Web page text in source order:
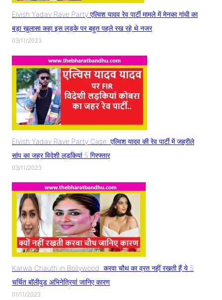
Elvish Yadav Rave Party:एल्विश यादव रेव पार्टी मामले में मेनका गांधी का
बड़ा खुलासा कहा इस लड़के पर बहुत पहले रख रहे थे नजर
03/11/2023
Elvish Yadav Rave Party Case: एल्विश यादव की रेव पार्टी में जहरीले
सांप का जहर विदेशी लड़कियां 5 गिरफ्तार
03/11/2023
Karwa Chauth in Bollywood: करवा चौथ का व्रत नहीं रखती हैं ये 5
चर्चित बॉलीवुड अभिनेत्रियां जानिए कारण
01/11/2023